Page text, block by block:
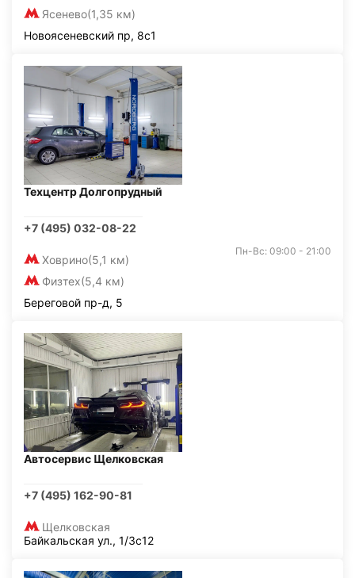
Ясенево(1,35 км)
Новоясеневский пр, 8с1
Техцентр Долгопрудный
+7 (495) 032-08-22
Ховрино(5,1 км)
Физтех(5,4 км)
Пн-Вс: 09:00 - 21:00
Береговой пр-д, 5
Автосервис Щелковская
+7 (495) 162-90-81
Щелковская
Байкальская ул., 1/3с12